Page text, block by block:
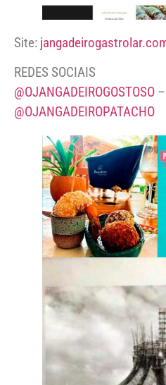
Site:
REDES SOCIAIS
@OJANGADEIROGOSTOSO –
@OJANGADEIROPATACHO